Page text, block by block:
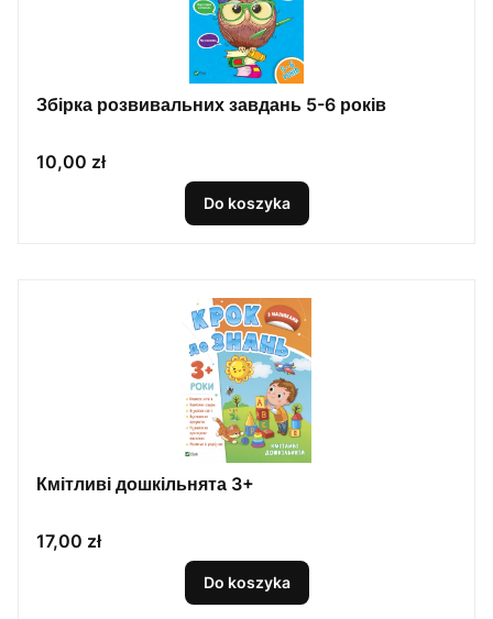
Збірка розвивальних завдань 5-6 років
Cena
10,00 zł
Do koszyka
Кмітливі дошкільнята 3+
Cena
17,00 zł
Do koszyka